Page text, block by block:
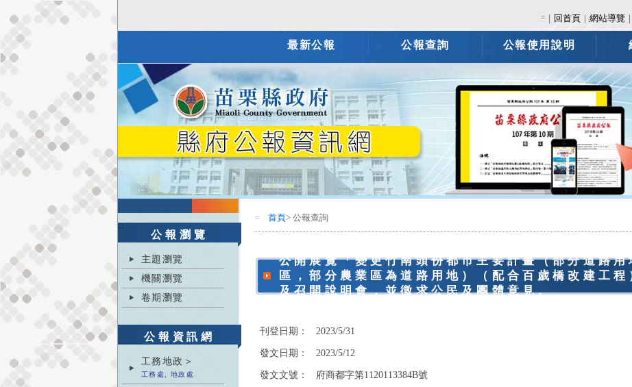
::: 回首頁 ｜網站導覽
最新公報 公報查詢 公報使用說明
:::
公報瀏覽
主題瀏覽
機關瀏覽
卷期瀏覽
公報資訊網
工務地政＞
工務處, 地政處
::: 首頁> 公報查詢
公開展覽「變更竹南頭份都市主要計畫（部分道路
區，部分農業區為道路用地）（配合百歲橋改建工程
及召開說明會，並徵求公民及團體意見。
刊登日期：
2023/5/31
發文日期：
2023/5/12
發文文號：
府商都字第1120113384B號